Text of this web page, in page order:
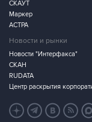
СКАУТ
Маркер
АСТРА
Новости и рынки
Новости "Интерфакса"
СКАН
RUDATA
Центр раскрытия